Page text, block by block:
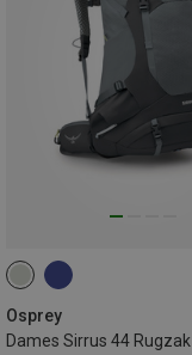
Osprey
Dames Sirrus 44 Rugzak
44L